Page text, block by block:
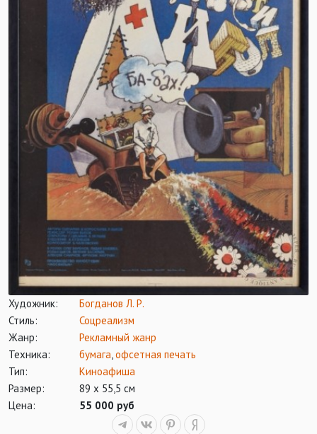
Художник:
Богданов Л. Р.
Стиль:
Соцреализм
Жанр:
Рекламный жанр
Техника:
бумага,офсетная печать
Тип:
Киноафиша
Размер:
89 х 55,5 см
Цена:
55 000 руб